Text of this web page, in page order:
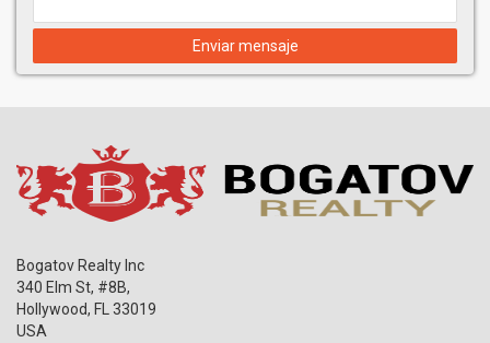
Enviar mensaje
Bogatov Realty Inc
340 Elm St, #8B,
Hollywood, FL
33019
USA